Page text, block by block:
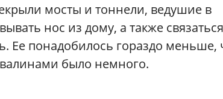
мосты и тоннели, ведушие в
нос из дому, а также
Ее понадобилось гораздо меньше,
было немного.